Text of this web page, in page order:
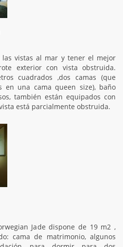
vistas al mar y tener el mejor
exterior con vista obstruida.
cuadrados ,dos camas (que
en una cama queen size), baño
también están equipados con
está parcialmente obstruida.
Jade dispone de 19 m2 ,
cama de matrimonio, algunos